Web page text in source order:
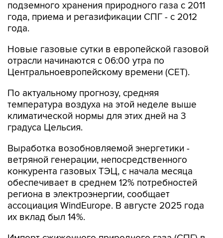
подземного хранения природного газа с 2011
года, приема и регазификации СПГ - с 2012
года.
Новые газовые сутки в европейской газовой
отрасли начинаются c 06:00 утра по
Центральноевропейскому времени (CET).
По актуальному прогнозу, средняя
температура воздуха на этой неделе выше
климатической нормы для этих дней на 3
градуса Цельсия.
Выработка возобновляемой энергетики -
ветряной генерации, непосредственного
конкурента газовых ТЭЦ, с начала месяца
обеспечивает в среднем 12% потребностей
региона в электроэнергии, сообщает
ассоциация WindEurope. В августе 2025 года
их вклад был 14%.